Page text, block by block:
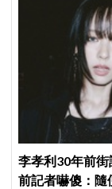
李孝利30年前街
前記者嚇傻：隨